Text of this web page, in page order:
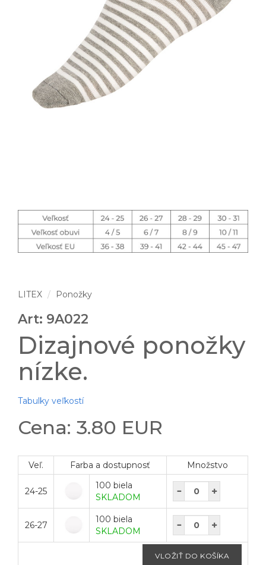
LITEX Ponožky
Art: 9A022
Dizajnové ponožky
nízke.
Tabulky veľkostí
Cena: 3.80 EUR
Veľ. Farba a dostupnosť Množstvo
24-25
100 biela
SKLADOM
26-27
100 biela
SKLADOM